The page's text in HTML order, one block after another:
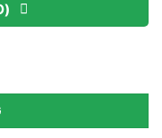
lượng